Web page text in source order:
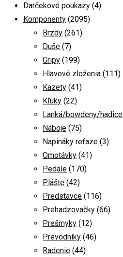
Darčekové poukazy (4)
Komponenty (2095)
Brzdy (261)
Duše (7)
Gripy (199)
Hlavové zloženia (111)
Kazety (41)
Kľuky (22)
Lanká/bowdeny/hadice
Náboje (75)
Napináky reťaze (3)
Omotávky (41)
Pedále (170)
Plášte (42)
Predstavce (116)
Prehadzovačky (66)
Prešmyky (12)
Prevodníky (46)
Radenie (44)